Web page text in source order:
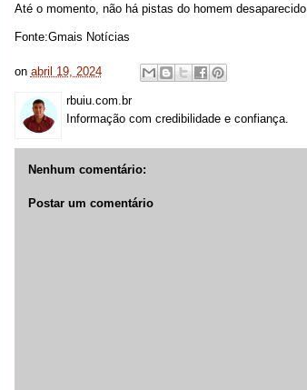
Até o momento, não há pistas do homem
Fonte:Gmais Notícias
on abril 19, 2024
rbuiu.com.br
Informação com credibilidade e confiança.
Nenhum comentário:
Postar um comentário